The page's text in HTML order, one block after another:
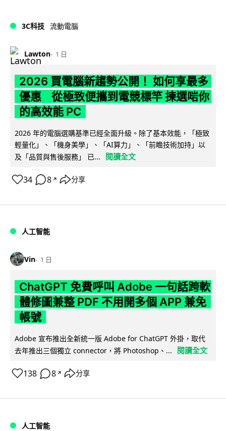
3C科技 流動電腦
Lawton 1 日
2026 買電腦新趨勢公開！ 如何享最多
優惠 從極致便攜到電競標竿 揀選啱你
的高效能 PC
2026 年的電腦選購基準已經全面升級。除了基本效能，「極致
輕量化」、「機身美學」、「AI算力」、「前瞻技術加持」以
及「品質與售後服務」 已...
閱讀全文
34 8 ↗ 分享
人工智能
Vin 1 日
ChatGPT 免費呼叫 Adobe 一句話跨軟
體修圖兼整 PDF 不用開多個 APP 兼免
帳號
Adobe 宣布推出全新統一版 Adobe for ChatGPT 外掛，取代
去年推出三個獨立 connector，將 Photoshop、...
閱讀全文
138 8 ↗ 分享
人工智能